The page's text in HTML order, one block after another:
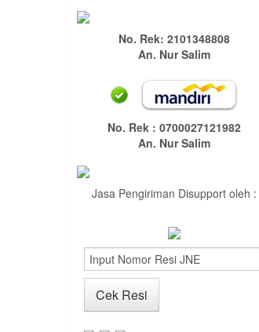
No. Rek: 2101348808
An. Nur Salim
No. Rek : 0700027121982
An. Nur Salim
Jasa Pengiriman Disupport oleh :